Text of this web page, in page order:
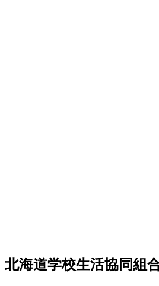
北海道学校生活協同組